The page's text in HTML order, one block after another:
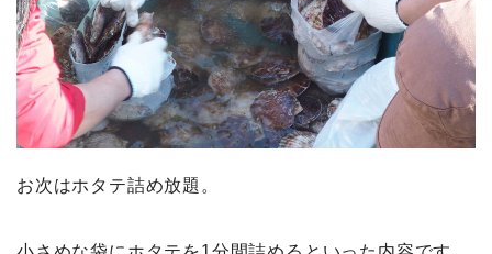
お次はホタテ詰め放題。